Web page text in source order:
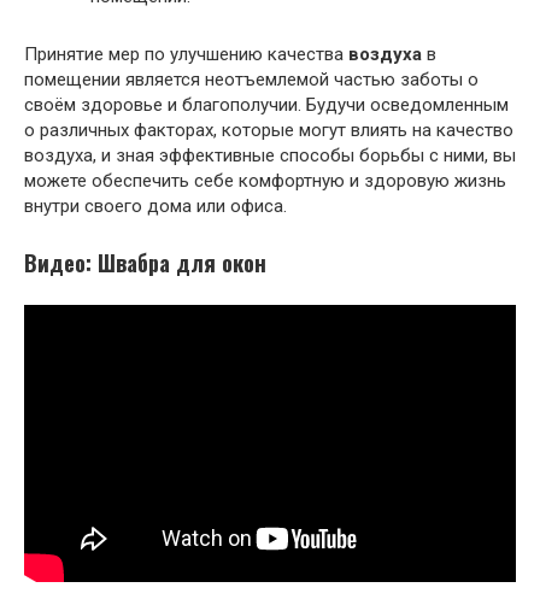
Принятие мер по улучшению качества воздуха в
помещении является неотъемлемой частью заботы о
своём здоровье и благополучии. Будучи осведомленным
о различных факторах, которые могут влиять на качество
воздуха, и зная эффективные способы борьбы с ними, вы
можете обеспечить себе комфортную и здоровую жизнь
внутри своего дома или офиса.
Видео: Швабра для окон